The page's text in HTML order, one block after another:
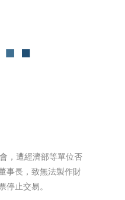
，遭經濟部等單位否
事長，致無法製作財
停止交易。